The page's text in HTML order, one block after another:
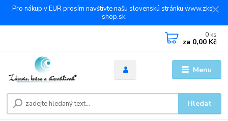
Pro nákup v EUR prosím navštivte našu slovenskú stránku www.zks-
shop.sk.
Menu
Hledat
0 ks
za 0,00 Kč